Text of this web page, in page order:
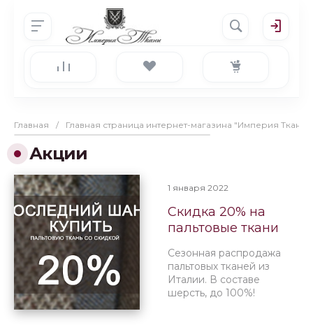
Главная / Главная страница интернет-магазина "Империя Ткани"
Акции
1 января 2022
Скидка 20% на
пальтовые ткани
Сезонная распродажа
пальтовых тканей из
Италии. В составе
шерсть, до 100%!